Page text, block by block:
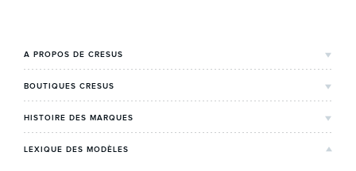
A PROPOS DE CRESUS
L'Histoire de Cresus
Notre expertise
On parle de nous
BOUTIQUES CRESUS
Lyon
HISTOIRE DES MARQUES
Rolex
LEXIQUE DES MODÈLES